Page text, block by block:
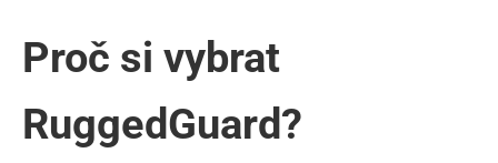
Proč si vybrat
RuggedGuard?